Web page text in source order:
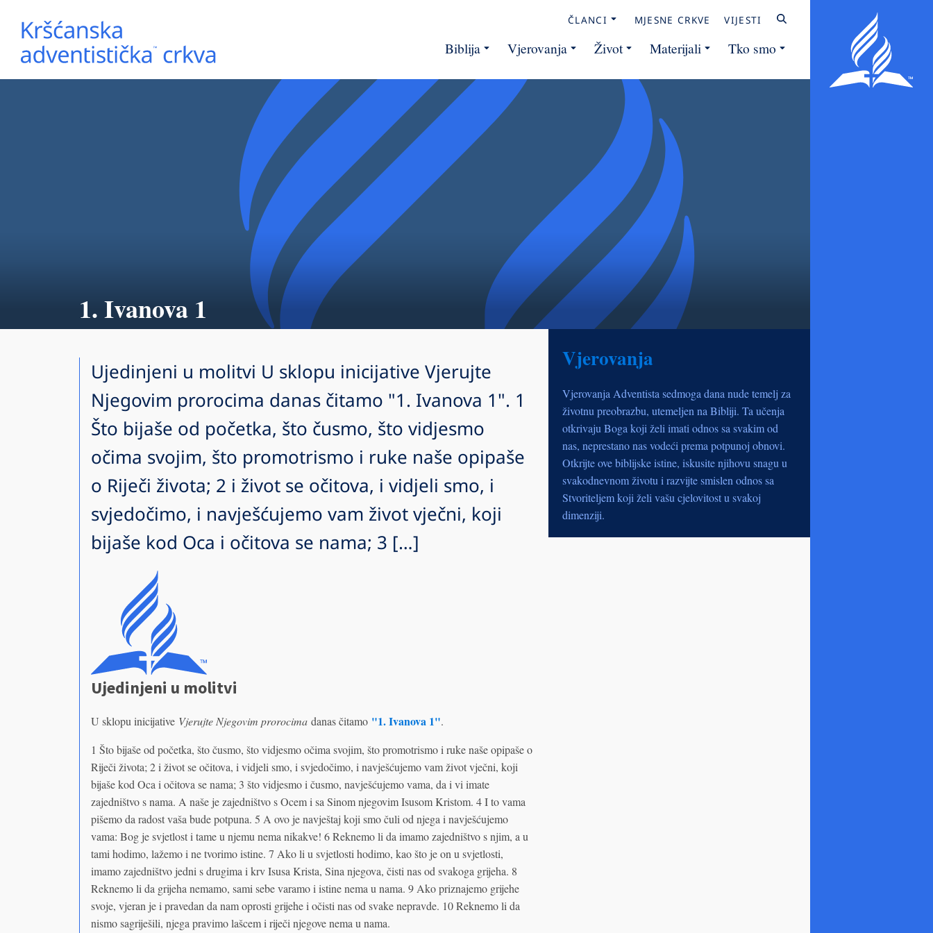
ČLANCI MJESNE CRKVE VIJESTI
Biblija Vjerovanja Život Materijali Tko smo
1. Ivanova 1
Ujedinjeni u molitvi U sklopu inicijative Vjerujte
Njegovim prorocima danas čitamo "1. Ivanova 1". 1
Što bijaše od početka, što čusmo, što vidjesmo
očima svojim, što promotrismo i ruke naše opipaše
o Riječi života; 2 i život se očitova, i vidjeli smo, i
svjedočimo, i navješćujemo vam život vječni, koji
bijaše kod Oca i očitova se nama; 3 […]
Ujedinjeni u molitvi
U sklopu inicijative Vjerujte Njegovim prorocimadanas čitamo "1. Ivanova 1".
1 Što bijaše od početka, što čusmo, što vidjesmo očima svojim, što promotrismo i ruke naše opipaše o
Riječi života; 2 i život se očitova, i vidjeli smo, i svjedočimo, i navješćujemo vam život vječni, koji
bijaše kod Oca i očitova se nama; 3 što vidjesmo i čusmo, navješćujemo vama, da i vi imate
zajedništvo s nama. A naše je zajedništvo s Ocem i sa Sinom njegovim Isusom Kristom. 4 I to vama
pišemo da radost vaša bude potpuna. 5 A ovo je navještaj koji smo čuli od njega i navješćujemo
vama: Bog je svjetlost i tame u njemu nema nikakve! 6 Reknemo li da imamo zajedništvo s njim, a u
tami hodimo, lažemo i ne tvorimo istine. 7 Ako li u svjetlosti hodimo, kao što je on u svjetlosti,
imamo zajedništvo jedni s drugima i krv Isusa Krista, Sina njegova, čisti nas od svakoga grijeha. 8
Reknemo li da grijeha nemamo, sami sebe varamo i istine nema u nama. 9 Ako priznajemo grijehe
svoje, vjeran je i pravedan da nam oprosti grijehe i očisti nas od svake nepravde. 10 Reknemo li da
nismo sagriješili, njega pravimo lašcem i riječi njegove nema u nama.
Vjerovanja
Vjerovanja Adventista sedmoga dana nude temelj za
životnu preobrazbu, utemeljen na Bibliji. Ta učenja
otkrivaju Boga koji želi imati odnos sa svakim od
nas, neprestano nas vodeći prema potpunoj obnovi.
Otkrijte ove biblijske istine, iskusite njihovu snagu u
svakodnevnom životu i razvijte smislen odnos sa
Stvoriteljem koji želi vašu cjelovitost u svakoj
dimenziji.